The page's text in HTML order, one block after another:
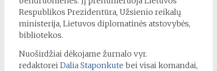
Respublikos Prezidentūra, Užsienio reikalų
ministerija, Lietuvos diplomatinės atstovybės,
bibliotekos.
Nuoširdžiai dėkojame žurnalo vyr.
redaktorei Dalia Staponkute bei visai komandai,